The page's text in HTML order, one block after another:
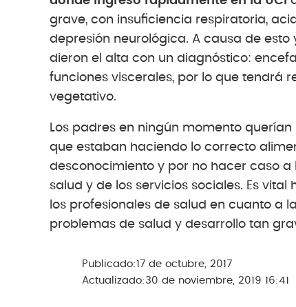
grave, con insuficiencia respiratoria,
depresión neurológica. A causa de
dieron el alta con un diagnóstico:
funciones viscerales, por lo que tendrá
vegetativo.
Los padres en ningún momento
que estaban haciendo lo correcto
desconocimiento y por no hacer caso
salud y de los servicios sociales. Es
los profesionales de salud en cuanto a
problemas de salud y desarrollo tan
Publicado:17 de octubre, 2017
Actualizado: 30 de noviembre, 2019 16:41